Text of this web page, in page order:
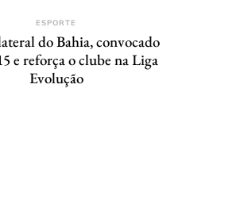
ESPORTE
do Bahia, convocado
e reforça o clube na Liga
Evolução